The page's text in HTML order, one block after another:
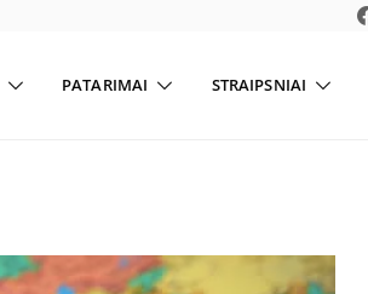
PATARIMAI STRAIPSNIAI